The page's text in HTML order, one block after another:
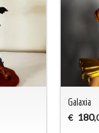
Galaxia
€ 180